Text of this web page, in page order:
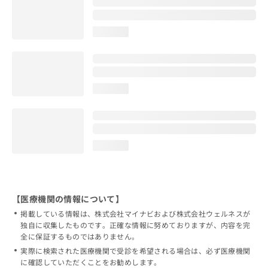
【医療機関の情報について】
掲載している情報は、株式会社マイナビおよび株式会社ウェルネスが
独自に収集したものです。正確な情報に努めておりますが、内容を完
全に保証するものではありません。
実際に検索された医療機関で受診を希望される場合は、必ず医療機関
に確認していただくことをお勧めします。